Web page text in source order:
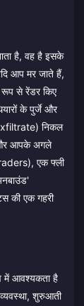
है, वह है इसके
आप मर जाते हैं,
से रेंडर किए
के पुर्जे और
निकल
और आपके अगले
एक फ्ली
की एक गहरी
में आवश्यकता है
शुरुआती